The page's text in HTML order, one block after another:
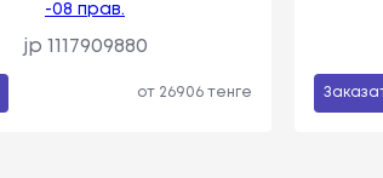
-08 прав.
jp 1117909880
от 26906 тенге